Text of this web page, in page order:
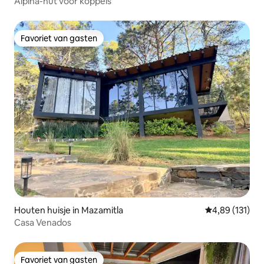
Favoriet van gasten
Favoriet van gasten
Houten huisje in Mazamitla Gemiddelde
4,89 (131)
Casa Venados
Favoriet van gasten